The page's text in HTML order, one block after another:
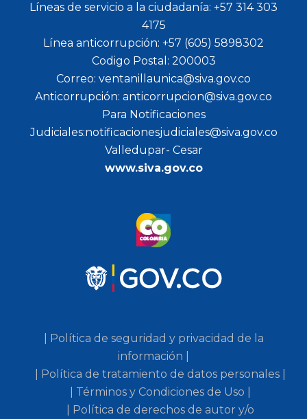
Líneas de servicio a la ciudadanía: +57 314 303
4175
Línea anticorrupción: +57 (605) 5898302
Codigo Postal: 200003
Correo: ventanillaunica@siva.gov.co
Anticorrupción: anticorrupcion@siva.gov.co
Para Notificaciones
Judiciales:notificacionesjudiciales@siva.gov.co
Valledupar- Cesar
www.siva.gov.co
| Política de seguridad y privacidad de la
información |
| Política de tratamiento de datos personales |
| Términos y Condiciones de Uso |
| Política de derechos de autor y/o